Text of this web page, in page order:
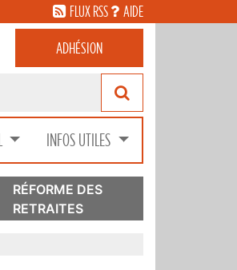
FLUX RSS AIDE
ADHÉSION
INFOS UTILES
RÉFORME DES
RETRAITES